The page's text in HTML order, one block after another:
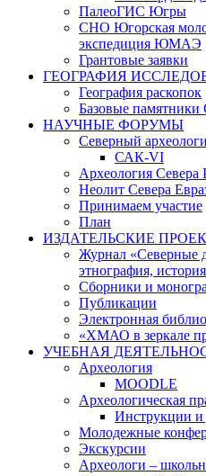
ПалеоГИС Югры
СНО Югорская
экспедиция ЮМАЭ
Грантовые заявки
ГЕОГРАФИЯ
География раскопок
Базовые памятники
НАУЧНЫЕ ФОРУМЫ
Северный
САК-VI
Археология Севера
Неолит Севера
Принимаем участие
План
ИЗДАТЕЛЬСКИЕ
Журнал «Северные
этнография,
Сборники и
Публикации
Электронная
«ХМАО в зеркале
УЧЕБНАЯ
Археология
MOODLE
Археологическая
Инструкции
Молодежные
Экскурсии
Археологи –